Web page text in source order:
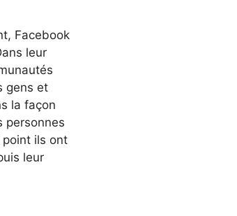
Facebook
leur
gens et
la façon
personnes
point ils ont
leur